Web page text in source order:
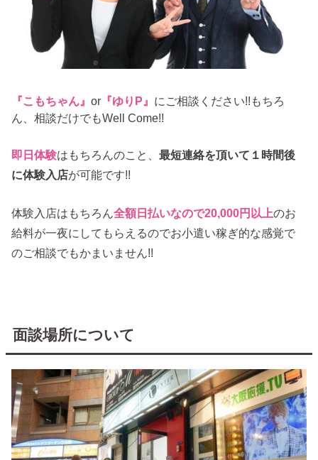
『こもちゃん』or 『ゆりP』 にご相談ください!!もちろ
ん、相談だけでもWell Come!!
即日体験はもちろんのこと、最短連絡を頂いて１時間後
に体験入店が可能です!!
体験入店はもちろん全額日払いなので20,000円以上のお
給料が一夜にしてもらえるのでお小遣い稼ぎ的な感覚で
のご相談でもかまいません!!
面談場所について